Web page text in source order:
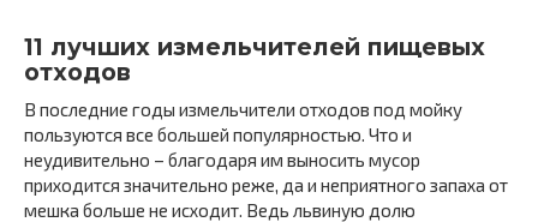
11 лучших измельчителей пищевых
отходов
В последние годы измельчители отходов под мойку
пользуются все большей популярностью. Что и
неудивительно – благодаря им выносить мусор
приходится значительно реже, да и неприятного запаха от
мешка больше не исходит. Ведь львиную долю